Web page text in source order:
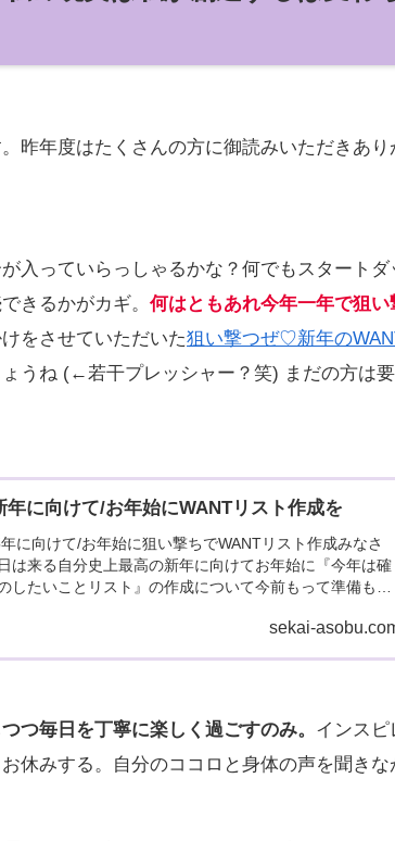
昨年度はたくさんの方に御読みいただきあり
入っていらっしゃるかな？何でもスタートダ
きるかがカギ。 何はともあれ今年一年で狙い
をさせていただいた狙い撃つぜ♡新年の
うね (←若干プレッシャー？笑) まだの方は
年に向けて/お年始にWANTリスト作成を
に向けて/お年始に狙い撃ちでWANTリスト作成みなさ
は来る自分史上最高の新年に向けてお年始に『今年は確
たいことリスト』の作成について今前もって準備も見
sekai-
つ毎日を丁寧に楽しく過ごすのみ。 インスピ
休みする。自分のココロと身体の声を聞きな